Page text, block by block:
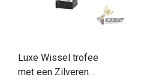
Luxe Wissel trofee
met een Zilveren